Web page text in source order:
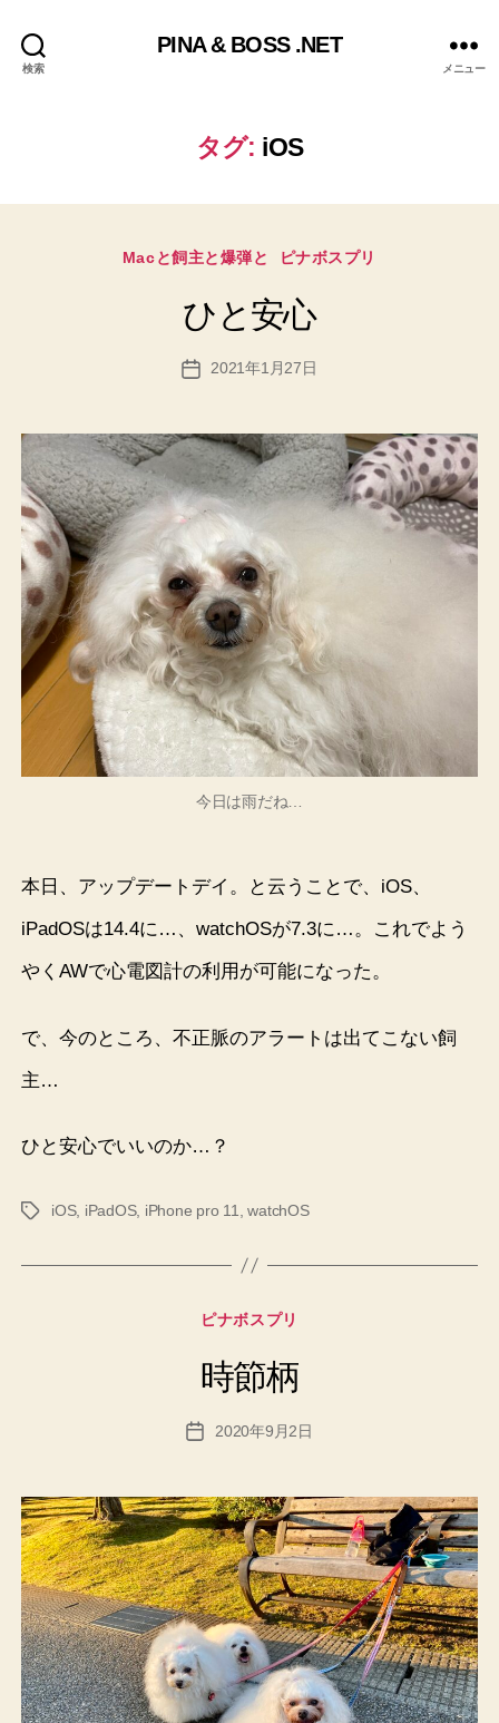
検索
PINA & BOSS .NET
メニュー
タグ: iOS
カ
ゴ
リ
Macと飼主と爆弾と ピナボスプリ
ひと安心
投 2021年1月27日
今日は雨だね…
本日、アップデートデイ。と云うことで、iOS、
iPadOSは14.4に…、watchOSが7.3に…。これでよう
やくAWで心電図計の利用が可能になった。
で、今のところ、不正脈のアラートは出てこない飼
主…
ひと安心でいいのか…？
タ
iOS, iPadOS, iPhone pro 11 ,watchOS
カ
ゴ
リ
ピナボスプリ
時節柄
投
2020年9月2日